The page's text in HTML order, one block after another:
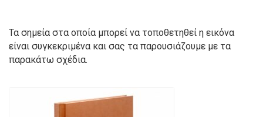
Τα σημεία στα οποία μπορεί να τοποθετηθεί η εικόνα
είναι συγκεκριμένα και σας τα παρουσιάζουμε με τα
παρακάτω σχέδια.